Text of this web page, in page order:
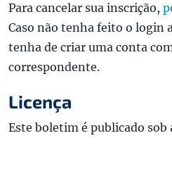
Para cancelar sua inscrição,
Caso não tenha feito o
tenha de criar uma conta
correspondente.
Licença
Este boletim é publicado sob